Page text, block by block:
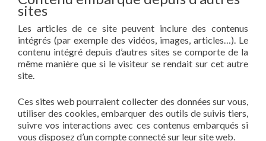
sites
Les articles de ce site peuvent inclure des contenus
intégrés (par exemple des vidéos, images, articles…). Le
contenu intégré depuis d’autres sites se comporte de la
même manière que si le visiteur se rendait sur cet autre
site.
Ces sites web pourraient collecter des données sur vous,
utiliser des cookies, embarquer des outils de suivis tiers,
suivre vos interactions avec ces contenus embarqués si
vous disposez d’un compte connecté sur leur site web.